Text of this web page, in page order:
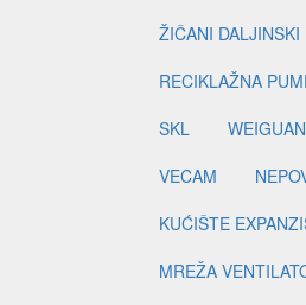
ŽIČANI DALJINSKI
RECIKLAŽNA
SKL
VECAM
KUĆIŠTE
MREŽA